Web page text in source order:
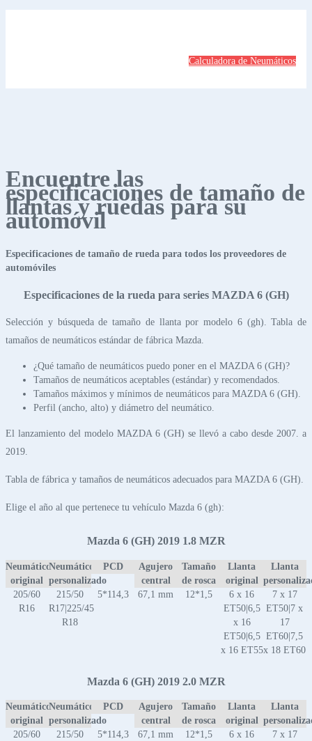
Calculadora de Neumáticos
Encuentre las
especificaciones de tamaño de
llantas y ruedas para su
automóvil
Especificaciones de tamaño de rueda para todos los proveedores de
automóviles
Especificaciones de la rueda para series MAZDA 6 (GH)
Selección y búsqueda de tamaño de llanta por modelo 6 (gh). Tabla de
tamaños de neumáticos estándar de fábrica Mazda.
¿Qué tamaño de neumáticos puedo poner en el MAZDA 6 (GH)?
Tamaños de neumáticos aceptables (estándar) y recomendados.
Tamaños máximos y mínimos de neumáticos para MAZDA 6 (GH).
Perfil (ancho, alto) y diámetro del neumático.
El lanzamiento del modelo MAZDA 6 (GH) se llevó a cabo desde 2007. a
2019.
Tabla de fábrica y tamaños de neumáticos adecuados para MAZDA 6 (GH).
Elige el año al que pertenece tu vehículo Mazda 6 (gh):
Mazda 6 (GH) 2019 1.8 MZR
Neumático
original
Neumático
personalizado
PCD
Agujero
central
Tamaño
de rosca
Llanta
original
Llanta
205/60
R16
215/50
R17|225/45
R18
5*114,3 67,1 mm 12*1,5
6 x 16
ET50|6,5
x 16
ET50|6,5
x 16 ET55
7 x 17
ET50|7 x
17
ET60|7,5
x 18 ET60
Mazda 6 (GH) 2019 2.0 MZR
Neumático
original
Neumático
personalizado
PCD
Agujero
central
Tamaño
de rosca
Llanta
original
Llanta
205/60
215/50
5*114,3 67,1 mm 12*1,5
6 x 16
7 x 17